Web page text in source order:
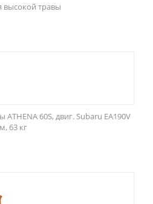
высокой травы
60S, двиг. Subaru EA190V
63 кг